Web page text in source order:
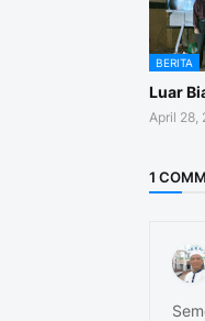
BERITA
Luar
April 28,
1